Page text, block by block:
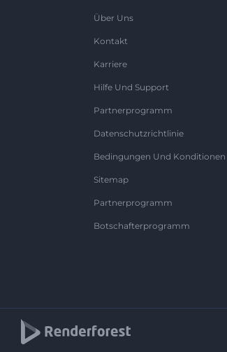
Über Uns
Kontakt
Karriere
Hilfe Und Support
Partnerprogramm
Datenschutzrichtlinie
Bedingungen Und Konditionen
Sitemap
Partnerprogramm
Botschafterprogramm